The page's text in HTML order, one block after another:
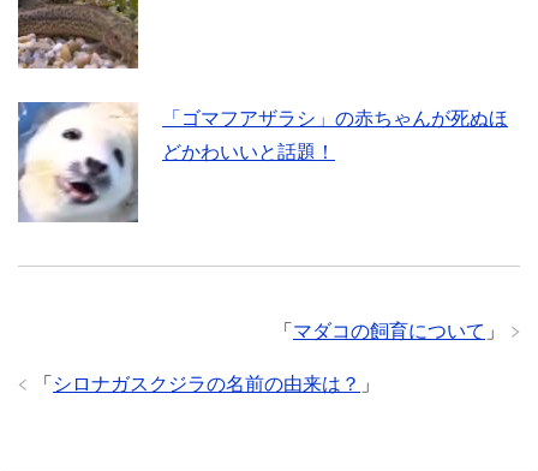
「ゴマフアザラシ」の赤ちゃんが死ぬほ
どかわいいと話題！
「 マダコの飼育について 」
「 シロナガスクジラの名前の由来は？ 」